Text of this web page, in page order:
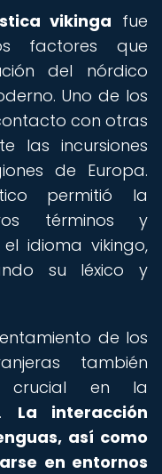
vikinga fue
factores que
del nórdico
Uno de los
con otras
las incursiones
de Europa.
permitió la
términos y
idioma vikingo,
su léxico y
de los
también
crucial en la
La interacción
así como
en entornos